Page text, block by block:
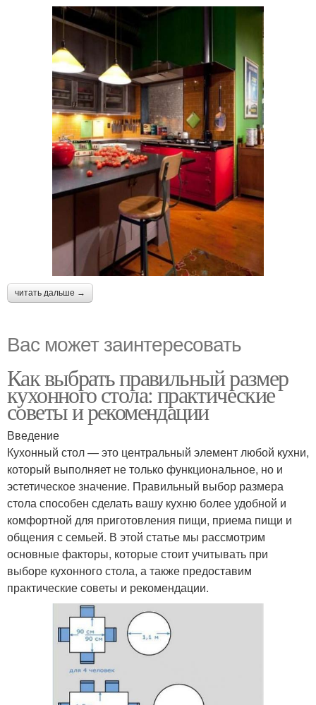
читать дальше →
Вас может заинтересовать
Как выбрать правильный размер
кухонного стола: практические
советы и рекомендации
Введение
Кухонный стол — это центральный элемент любой кухни,
который выполняет не только функциональное, но и
эстетическое значение. Правильный выбор размера
стола способен сделать вашу кухню более удобной и
комфортной для приготовления пищи, приема пищи и
общения с семьей. В этой статье мы рассмотрим
основные факторы, которые стоит учитывать при
выборе кухонного стола, а также предоставим
практические советы и рекомендации.